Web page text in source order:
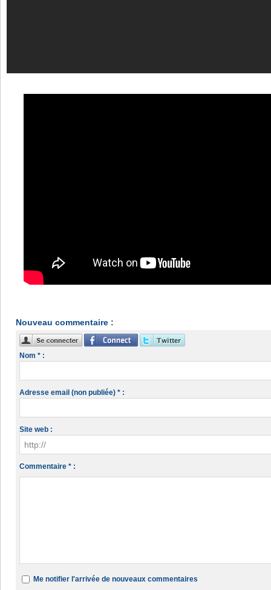
Nouveau commentaire :
Nom * :
Adresse email (non publiée) * :
Site web :
Commentaire * :
Me notifier l'arrivée de nouveaux commentaires